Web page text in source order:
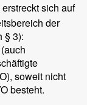
sich auf
der
§ 3):
soweit nicht
besteht.